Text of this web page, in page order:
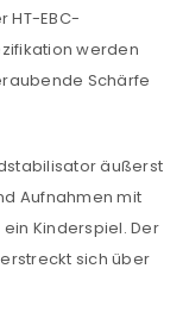
HT-EBC-
werden
Schärfe
äußerst
Aufnahmen mit
Kinderspiel. Der
sich über